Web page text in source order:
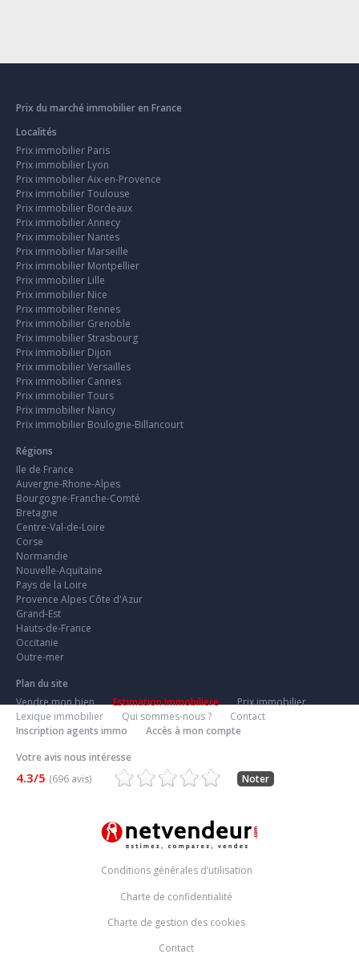
Prix du marché immobilier en France
Localités
Prix immobilier Paris
Prix immobilier Lyon
Prix immobilier Aix-en-Provence
Prix immobilier Toulouse
Prix immobilier Bordeaux
Prix immobilier Annecy
Prix immobilier Nantes
Prix immobilier Marseille
Prix immobilier Montpellier
Prix immobilier Lille
Prix immobilier Nice
Prix immobilier Rennes
Prix immobilier Grenoble
Prix immobilier Strasbourg
Prix immobilier Dijon
Prix immobilier Versailles
Prix immobilier Cannes
Prix immobilier Tours
Prix immobilier Nancy
Prix immobilier Boulogne-Billancourt
Régions
Ile de France
Auvergne-Rhone-Alpes
Bourgogne-Franche-Comté
Bretagne
Centre-Val-de-Loire
Corse
Normandie
Nouvelle-Aquitaine
Pays de la Loire
Provence Alpes Côte d'Azur
Grand-Est
Hauts-de-France
Occitanie
Outre-mer
Plan du site
Vendre mon bien
Estimation Immobiliere
Prix immobilier
Lexique immobilier
Qui sommes-nous ?
Contact
Inscription agents immo
Accès à mon compte
Votre avis nous intéresse
4.3/5 (696 avis) Noter
Conditions générales d’utilisation
Charte de confidentialité
Charte de gestion des cookies
Contact